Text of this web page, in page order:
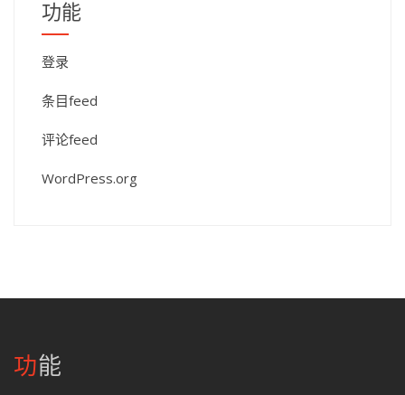
功能
登录
条目feed
评论feed
WordPress.org
功能